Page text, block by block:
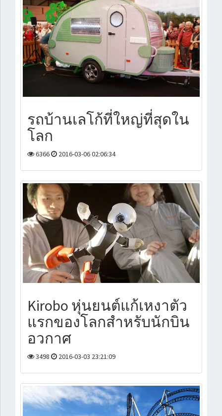
รถบ้านเลโก้ที่ใหญ่ที่สุดใน
โลก
6366 2016-03-06 02:06:34
Kirobo หุ่นยนต์แก้เหงาตัว
แรกของโลกสำหรับนักบิน
อวกาศ
3498 2016-03-03 23:21:09